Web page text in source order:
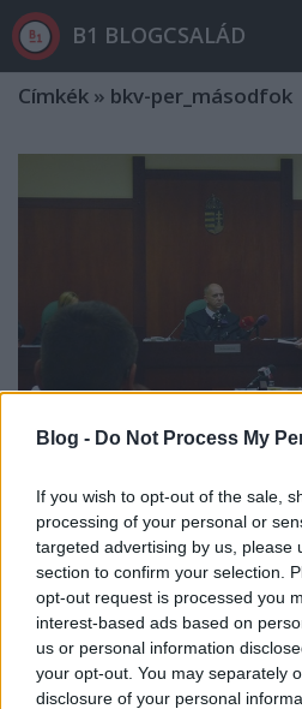
Blog - Do Not Process My
If you wish to opt-out of the sale,
processing of your personal or
targeted advertising by us, please
section to confirm your selection.
opt-out request is processed you
interest-based ads based on
us or personal information
your opt-out. You may separately
disclosure of your personal
B1 BLOGCSALÁD
Címkék » bkv-per_másodfok
Az ügyészséget már
hogy Hagyóékat
hanem az, hogy
propagandabőrt le
ügyről